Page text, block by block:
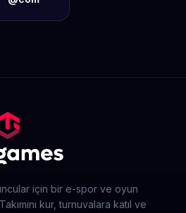
için bir e-spor ve oyun
kur, turnuvalara katıl ve